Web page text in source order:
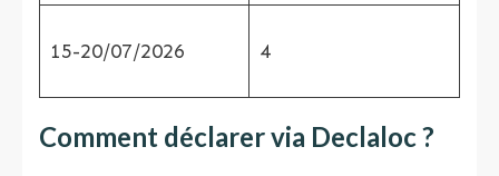
15-20/07/2026 4
Comment déclarer via Declaloc ?